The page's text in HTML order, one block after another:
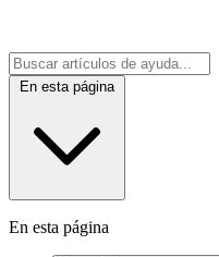
En esta página
En esta página